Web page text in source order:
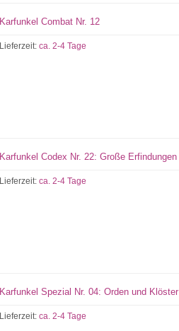
Karfunkel Combat Nr. 12
Lieferzeit:ca. 2-4 Tage
Karfunkel Codex Nr. 22: Große Erfindungen
Lieferzeit:ca. 2-4 Tage
Karfunkel Spezial Nr. 04: Orden und Klöster
Lieferzeit:ca. 2-4 Tage